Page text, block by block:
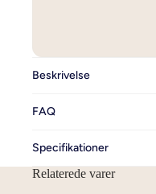
Se alt sengetøj
Beskrivelse
FAQ
Specifikationer
Relaterede varer